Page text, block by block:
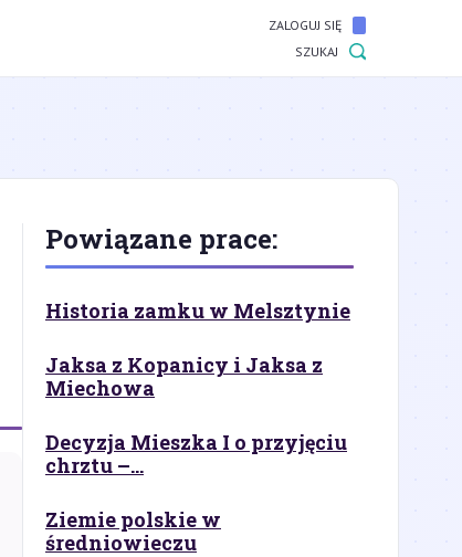
ZALOGUJ SIĘ
SZUKAJ
Powiązane prace:
Historia zamku w Melsztynie
Jaksa z Kopanicy i Jaksa z
Miechowa
Decyzja Mieszka I o przyjęciu
chrztu –...
Ziemie polskie w
średniowieczu